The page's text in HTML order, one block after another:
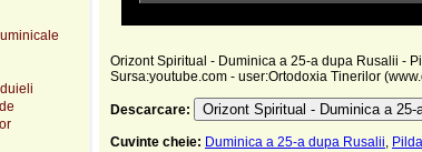
Orizont Spiritual - Duminica a 25-a dupa Rusalii -
Sursa:youtube.com - user:Ortodoxia Tinerilor
Descarcare: Orizont Spiritual - Duminica a
Cuvinte cheie: Duminica a 25-a dupa Rusalii